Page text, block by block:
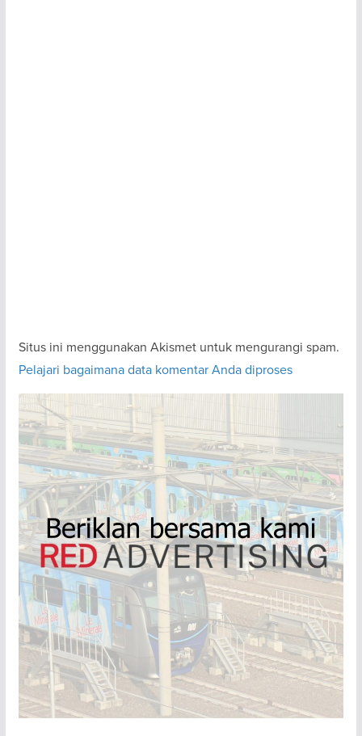
Situs ini menggunakan Akismet untuk mengurangi spam.
Pelajari bagaimana data komentar Anda diproses